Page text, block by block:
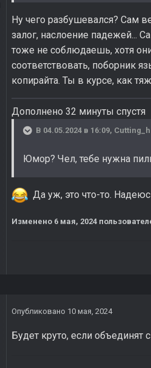
Ну чего разбушевался? Сам
залог, наслоение падежей...
тоже не соблюдаешь, хотя
соответствовать, поборник
копирайта. Ты в курсе, как
Дополнено 32 минуты спустя
В 04.05.2024 в 16:09,
Юмор? Чел, тебе нужна
Да уж, это что-то.
Изменено 6 мая, 2024
Опубликовано 10 мая, 2024
Будет круто, если объединят